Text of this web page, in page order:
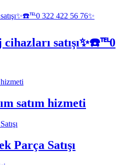
satışı✨☎️℡0
satım hizmeti
Parça Satışı